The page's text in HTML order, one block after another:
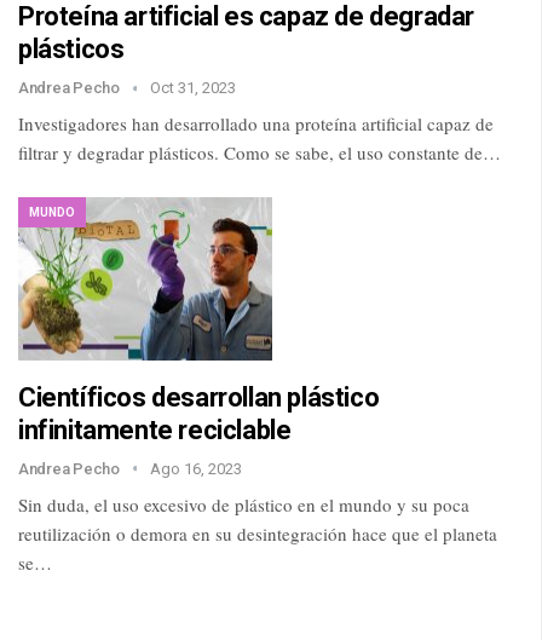
Proteína artificial es capaz de degradar
plásticos
Andrea Pecho Oct 31, 2023
Investigadores han desarrollado una proteína artificial capaz de
filtrar y degradar plásticos. Como se sabe, el uso constante de…
MUNDO
Científicos desarrollan plástico
infinitamente reciclable
Andrea Pecho Ago 16, 2023
Sin duda, el uso excesivo de plástico en el mundo y su poca
reutilización o demora en su desintegración hace que el planeta
se…